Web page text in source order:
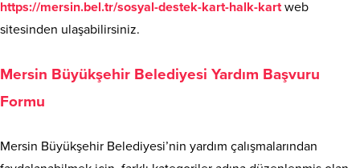
https://mersin.bel.tr/sosyal-destek-kart-halk-kartweb
sitesinden ulaşabilirsiniz.
Mersin Büyükşehir Belediyesi Yardım Başvuru
Formu
Mersin Büyükşehir Belediyesi’nin yardım çalışmalarından